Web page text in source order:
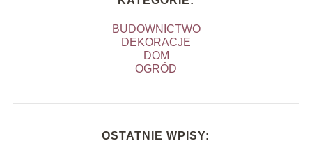
BUDOWNICTWO
DEKORACJE
DOM
OGRÓD
OSTATNIE WPISY: